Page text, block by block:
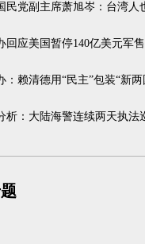
民党副主席萧旭岑：台湾人
回应美国暂停140亿美元军售
：赖清德用“民主”包装“新
析：大陆海警连续两天执法